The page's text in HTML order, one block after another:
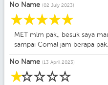
No Name (02 July 2023)
☆
☆
☆
☆
☆
MET mlm pak,, besuk saya
sampai Comal jam berapa
No Name (13 April 2023)
☆
☆
☆
☆
☆